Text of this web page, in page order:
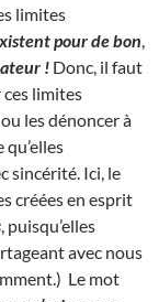
limites
pour de bon
! Donc, il faut
limites
les dénoncer à
sincérité. Ici, le
créées en esprit
, puisqu’elles
avec nous
Le mot